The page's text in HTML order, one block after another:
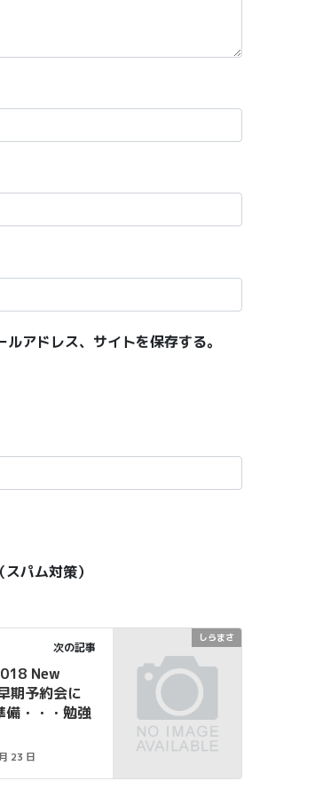
アドレス、サイトを保存する。
パム対策）
しらまさ
次の記事
New
期予約会に
備・・・勉強
23 日